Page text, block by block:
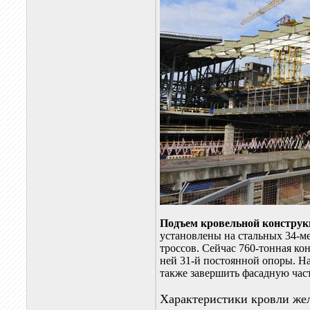
Подъем кровельной
установлены на стальных 34-
троссов. Сейчас 760-тонная
ней 31-й постоянной опоры.
также завершить фасадную
Характеристики кровли